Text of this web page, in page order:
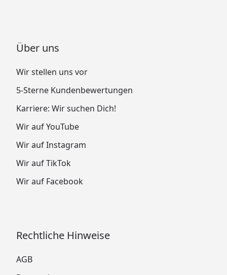
Über uns
Wir stellen uns vor
5-Sterne Kundenbewertungen
Karriere: Wir suchen Dich!
Wir auf YouTube
Wir auf Instagram
Wir auf TikTok
Wir auf Facebook
Rechtliche Hinweise
AGB